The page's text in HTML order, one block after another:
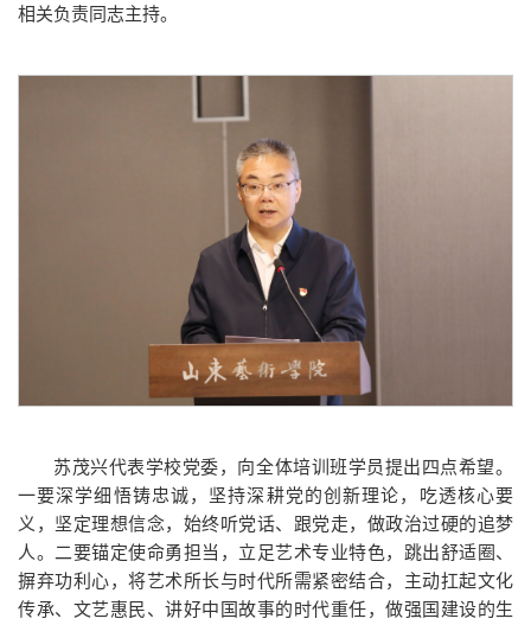
相关负责同志主持。
苏茂兴代表学校党委，向全体培训班学员提出四点希望。
一要深学细悟铸忠诚，坚持深耕党的创新理论，吃透核心要
义，坚定理想信念，始终听党话、跟党走，做政治过硬的追梦
人。二要锚定使命勇担当，立足艺术专业特色，跳出舒适圈、
摒弃功利心，将艺术所长与时代所需紧密结合，主动扛起文化
传承、文艺惠民、讲好中国故事的时代重任，做强国建设的生